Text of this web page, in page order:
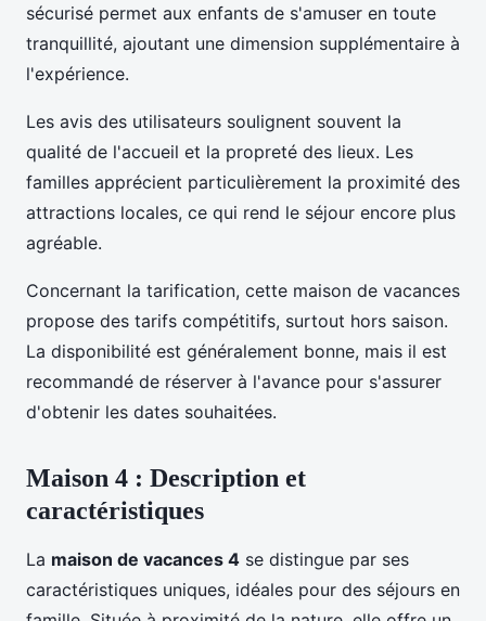
sécurisé permet aux enfants de s'amuser en toute
tranquillité, ajoutant une dimension supplémentaire à
l'expérience.
Les avis des utilisateurs soulignent souvent la
qualité de l'accueil et la propreté des lieux. Les
familles apprécient particulièrement la proximité des
attractions locales, ce qui rend le séjour encore plus
agréable.
Concernant la tarification, cette maison de vacances
propose des tarifs compétitifs, surtout hors saison.
La disponibilité est généralement bonne, mais il est
recommandé de réserver à l'avance pour s'assurer
d'obtenir les dates souhaitées.
Maison 4 : Description et
caractéristiques
La maison de vacances 4 se distingue par ses
caractéristiques uniques, idéales pour des séjours en